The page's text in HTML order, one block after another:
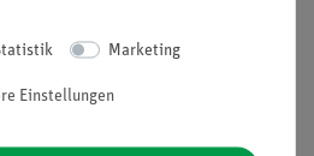
Nach oben
Marketing
Einstellungen